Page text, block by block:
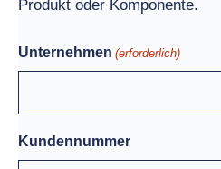
Produkt oder Komponente.
Unternehmen (erforderlich)
Kundennummer